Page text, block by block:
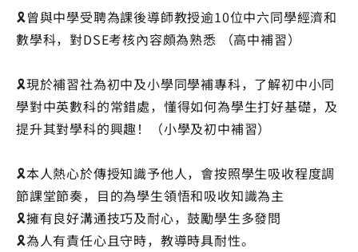
🎗️曾與中學受聘為課後導師教授逾10位中六同學經濟和
數學科，對DSE考核內容頗為熟悉 （高中補習）
🎗️現於補習社為初中及小學同學補專科，了解初中小同
學對中英數科的常錯處，懂得如何為學生打好基礎，及
提升其對學科的興趣！（小學及初中補習）
🎗️本人熱心於傳授知識予他人，會按照學生吸收程度調
節課堂節奏，目的為學生領悟和吸收知識為主
🎗️擁有良好溝通技巧及耐心，鼓勵學生多發問
🎗️為人有責任心且守時，教導時具耐性。